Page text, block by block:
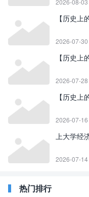
2026-08-03
【历史上
2026-07-30
【历史上
2026-07-28
【历史上
2026-07-16
上大学经
2026-07-14
热门排行